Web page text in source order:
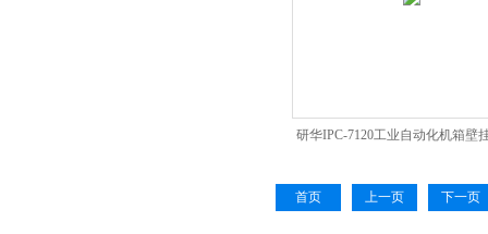
研华IPC-7120工业自动化机箱壁
首页 上一页 下一页